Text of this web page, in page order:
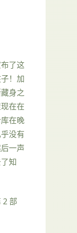
了这
！加
身之
在在
在晚
没有
一声
知
2 部